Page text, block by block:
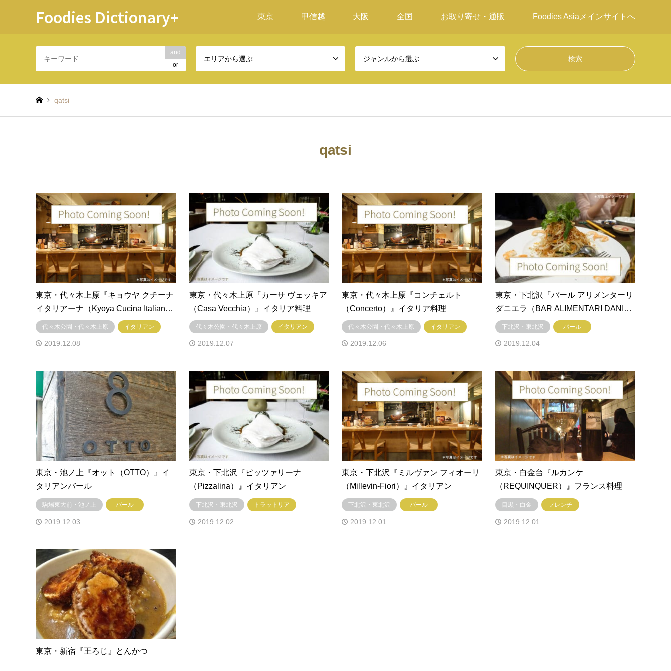
Foodies Dictionary+ 東京 甲信越 大阪 全国 お取り寄せ・通販 Foodies Asiaメインサイトへ
and
or
エリアから選ぶ ジャンルから選ぶ
qatsi
qatsi
東京・代々木上原『キョウヤ クチーナ
イタリアーナ（Kyoya Cucina Italian…
代々木公園・代々木上原 イタリアン
2019.12.08
東京・代々木上原『カーサ ヴェッキア
（Casa Vecchia）』イタリア料理
代々木公園・代々木上原 イタリアン
2019.12.07
東京・代々木上原『コンチェルト
（Concerto）』イタリア料理
代々木公園・代々木上原 イタリアン
2019.12.06
東京・下北沢『バール アリメンターリ
ダニエラ（BAR ALIMENTARI DANI…
下北沢・東北沢 バール
2019.12.04
東京・池ノ上『オット（OTTO）』イ
タリアンバール
駒場東大前・池ノ上 バール
2019.12.03
東京・下北沢『ピッツァリーナ
（Pizzalina）』イタリアン
下北沢・東北沢 トラットリア
2019.12.02
東京・下北沢『ミルヴァン フィオーリ
（Millevin-Fiori）』イタリアン
下北沢・東北沢 バール
2019.12.01
東京・白金台『ルカンケ
（REQUINQUER）』フランス料理
目黒・白金 フレンチ
2019.12.01
東京・新宿『王ろじ』とんかつ